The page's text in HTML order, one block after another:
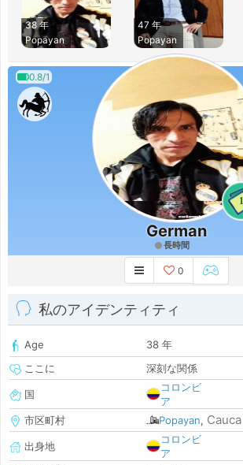
38 年
Popayan
47 年
Popayan
0.8/1
1
German
長時間
0
私のアイデンティティ
Age
38 年
ここに
深刻な関係
国
コロンビ
ア
市区町村
Popayan, Cauca
出身地
コロンビ
ア